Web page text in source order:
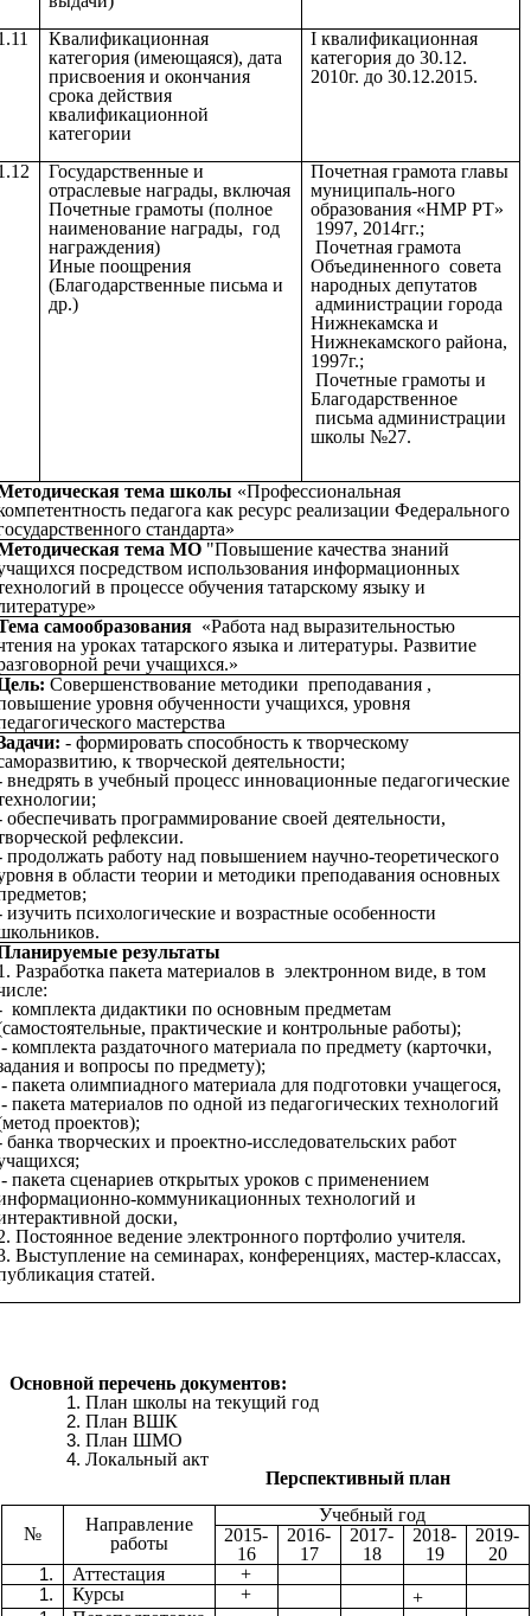
Квалификационная
категория (имеющаяся), дата
присвоения и окончания
срока действия
квалификационной
категории
I квалификационная
категория до 30.12.
2010г. до 30.12.2015.
Государственные и
отраслевые награды, включая
Почетные грамоты (полное
наименование награды, год
награждения)
Иные поощрения
(Благодарственные письма и
др.)
Почетная грамота главы
муниципаль-ного
образования «НМР РТ»
1997, 2014гг.;
Почетная грамота
Объединенного совета
народных депутатов
администрации города
Нижнекамска и
Нижнекамского района,
1997г.;
Почетные грамоты и
Благодарственное
письма администрации
школы №27.
тема школы «Профессиональная
педагога как ресурс реализации Федерального
стандарта»
тема МО "Повышение качества знаний
посредством использования информационных
в процессе обучения татарскому языку и
самообразования «Работа над выразительностью
на уроках татарского языка и литературы. Развитие
речи учащихся.»
Совершенствование методики преподавания ,
уровня обученности учащихся, уровня
мастерства
- формировать способность к творческому
к творческой деятельности;
внедрять в учебный процесс инновационные педагогические
обеспечивать программирование своей деятельности,
рефлексии.
продолжать работу над повышением научно-теоретического
в области теории и методики преподавания основных
изучить психологические и возрастные особенности
результаты
Разработка пакета материалов в электронном виде, в том
комплекта дидактики по основным предметам
практические и контрольные работы);
комплекта раздаточного материала по предмету (карточки,
и вопросы по предмету);
пакета олимпиадного материала для подготовки учащегося,
пакета материалов по одной из педагогических технологий
проектов);
банка творческих и проектно-исследовательских работ
пакета сценариев открытых уроков с применением
коммуникационных технологий и
доски,
Постоянное ведение электронного портфолио учителя.
Выступление на семинарах, конференциях, мастер-классах,
статей.
Основной перечень документов:
План школы на текущий год
План ВШК
План ШМО
Локальный акт
Перспективный план
№
Направление
работы
Учебный год
2015-
16
2016-
17
2017-
18
2018-
19
2019-
20
Аттестация
+
Курсы
+
+